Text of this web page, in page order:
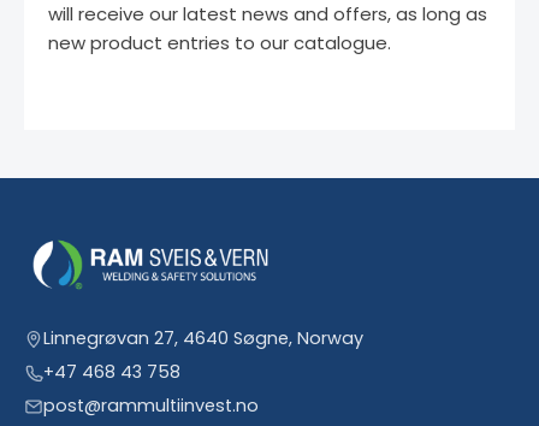
will receive our latest news and offers, as long as
new product entries to our catalogue.
Linnegrøvan 27, 4640 Søgne, Norway
+47 468 43 758
post@rammultiinvest.no